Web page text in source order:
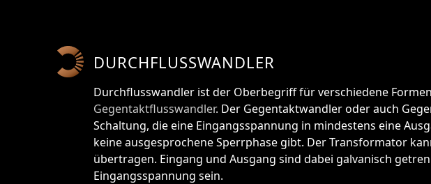
DURCHFLUSSWANDLER
Durchflusswandler ist der Oberbegriff für verschiedene
Gegentaktflusswandler. Der Gegentaktwandler oder auch
Schaltung, die eine Eingangsspannung in mindestens eine
keine ausgesprochene Sperrphase gibt. Der Transformator
übertragen. Eingang und Ausgang sind dabei galvanisch
Eingangsspannung sein.